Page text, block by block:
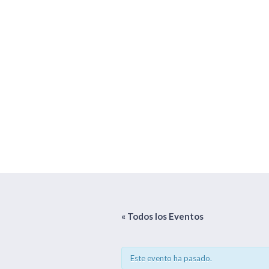
« Todos los Eventos
Este evento ha pasado.